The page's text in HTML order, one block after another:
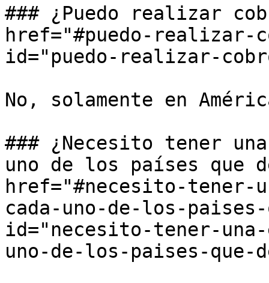
### ¿Puedo realizar
href="#puedo-realizar-
id="puedo-realizar-
No, solamente en
### ¿Necesito tener
uno de los países que
href="#necesito-tener-
cada-uno-de-los-
id="necesito-tener-
uno-de-los-paises-que-